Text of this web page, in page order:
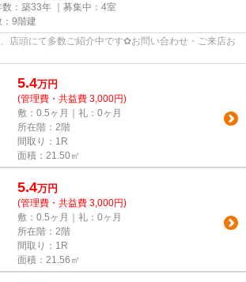
：築33年 ｜募集中： 4室
：9階建
店頭にて多数ご紹介中です✿お問い合わせ・ご来店お
5.4万円
(管理費・共益費 3,000円)
敷：0.5ヶ月｜礼：0ヶ月
所在階：2階
間取り：1R
面積：21.50㎡
5.4万円
(管理費・共益費 3,000円)
敷：0.5ヶ月｜礼：0ヶ月
所在階：2階
間取り：1R
面積：21.56㎡